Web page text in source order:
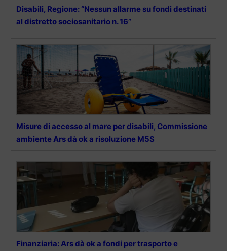
Disabili, Regione: “Nessun allarme su fondi destinati
al distretto sociosanitario n. 16”
Misure di accesso al mare per disabili, Commissione
ambiente Ars dà ok a risoluzione M5S
Finanziaria: Ars dà ok a fondi per trasporto e